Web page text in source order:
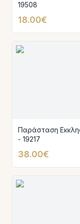
19508
18.00€
Παράσταση
- 19217
38.00€